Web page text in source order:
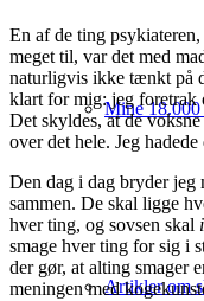
Mine 18.000
Artikler om
En af de ting
meget til, var det med
naturligvis ikke tænkt på
klart for mig: jeg foretrak
Det skyldes, at de
over det hele. Jeg hadede
Den dag i dag bryder
sammen. De skal ligge
hver ting, og sovsen skal
smage hver ting for sig i
der gør, at alting smager
meningen med